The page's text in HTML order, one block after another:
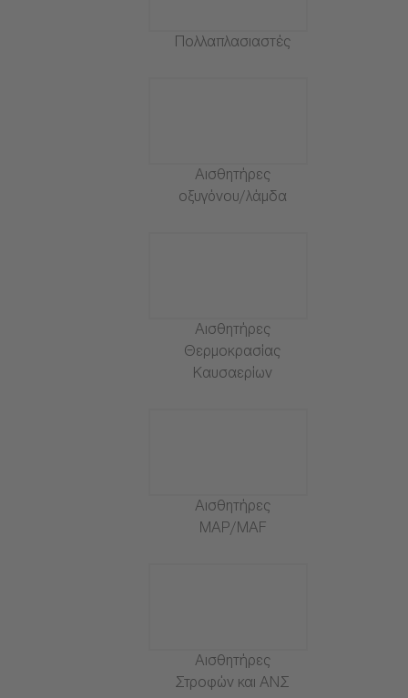
Πολλαπλασιαστές
Αισθητήρες
οξυγόνου/λάμδα
Αισθητήρες
Θερμοκρασίας
Καυσαερίων
Αισθητήρες
MAP/MAF
Αισθητήρες
Στροφών και ΑΝΣ